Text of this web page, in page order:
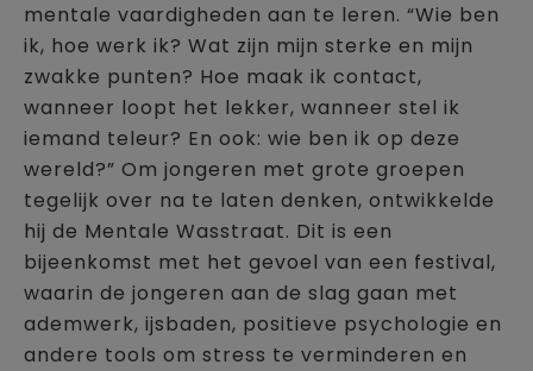
mentale vaardigheden aan te leren. “Wie ben
ik, hoe werk ik? Wat zijn mijn sterke en mijn
zwakke punten? Hoe maak ik contact,
wanneer loopt het lekker, wanneer stel ik
iemand teleur? En ook: wie ben ik op deze
wereld?” Om jongeren met grote groepen
tegelijk over na te laten denken, ontwikkelde
hij de Mentale Wasstraat. Dit is een
bijeenkomst met het gevoel van een festival,
waarin de jongeren aan de slag gaan met
ademwerk, ijsbaden, positieve psychologie en
andere tools om stress te verminderen en